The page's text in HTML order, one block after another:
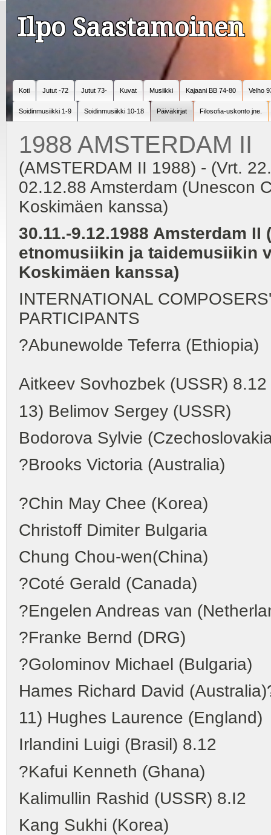
Ilpo Saastamoinen
Koti Jutut -72 Jutut 73- Kuvat Musiikki Kajaani BB 74-80 Velho
Soidinmusiikki 1-9 Soidinmusiikki 10-18 Päiväkirjat Filosofia-uskonto jne.
1988 AMSTERDAM II
(AMSTERDAM II 1988) - (Vrt.
02.12.88 Amsterdam (Unescon
Koskimäen kanssa)
30.11.-9.12.1988 Amsterdam
etnomusiikin ja taidemusiikin
Koskimäen kanssa)
INTERNATIONAL
PARTICIPANTS
?Abunewolde Teferra (Ethiopia)
Aitkeev Sovhozbek (USSR) 8.12
13) Belimov Sergey (USSR)
Bodorova Sylvie
?Brooks Victoria (Australia)
?Chin May Chee (Korea)
Christoff Dimiter Bulgaria
Chung Chou-wen(China)
?Coté Gerald (Canada)
?Engelen Andreas van
?Franke Bernd (DRG)
?Golominov Michael (Bulgaria)
Hames Richard David
11) Hughes Laurence (England)
Irlandini Luigi (Brasil) 8.12
?Kafui Kenneth (Ghana)
Kalimullin Rashid (USSR) 8.I2
Kang Sukhi (Korea)